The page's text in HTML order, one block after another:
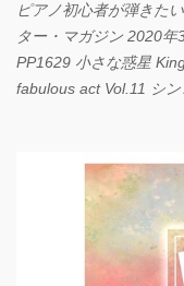
ピアノ初心者が弾きた
ター・マガジン 2020
PP1629 小さな惑星
fabulous act Vol.11 シ